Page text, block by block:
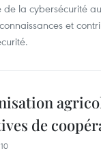
de la cybersécurité
et
de